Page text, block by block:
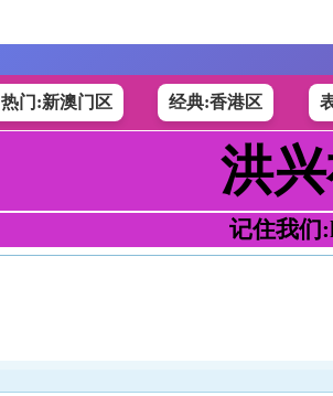
热门:新澳门区 经典:香港区
洪
记住我们